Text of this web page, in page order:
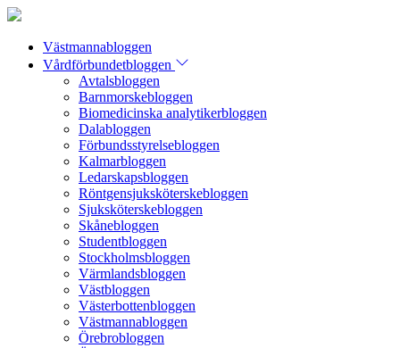
Västmannabloggen
Vårdförbundetbloggen
Avtalsbloggen
Barnmorskebloggen
Biomedicinska analytikerbloggen
Dalabloggen
Förbundsstyrelsebloggen
Kalmarbloggen
Ledarskapsbloggen
Röntgensjuksköterskebloggen
Sjuksköterskebloggen
Skånebloggen
Studentbloggen
Stockholmsbloggen
Värmlandsbloggen
Västbloggen
Västerbottenbloggen
Västmannabloggen
Örebrobloggen